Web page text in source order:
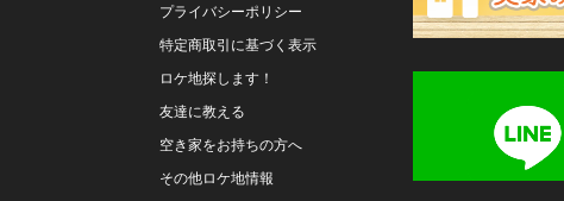
プライバシーポリシー
特定商取引に基づく表示
ロケ地探します！
友達に教える
空き家をお持ちの方へ
その他ロケ地情報